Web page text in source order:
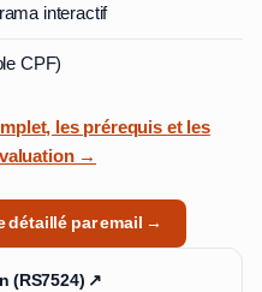
interactif
CPF)
les prérequis et les
→
détaillé par email →
(RS7524) ↗